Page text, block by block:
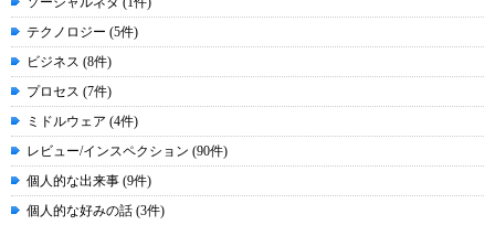
テクノロジー (5件)
ビジネス (8件)
プロセス (7件)
ミドルウェア (4件)
レビュー/インスペクション (90件)
個人的な出来事 (9件)
個人的な好みの話 (3件)